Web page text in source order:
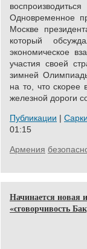
Одновременное
Москве
который
экономическое
участия своей
зимней
на то, что скорее
железной дороги
Публикации |
01:15
Армения
Начинается новая
«сговорчивость